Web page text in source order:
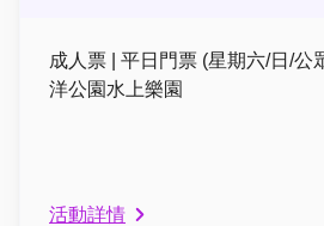
成人票 | 平日門票 (星期六/日/公
洋公園水上樂園
活動詳情